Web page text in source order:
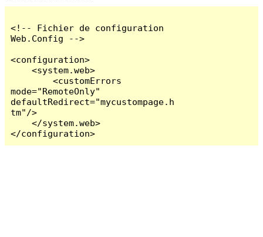
<!-- Fichier de configuration
Web.Config -->
<configuration>
    <system.web>
        <customErrors
mode="RemoteOnly"
defaultRedirect="mycustompage.h
tm"/>
    </system.web>
</configuration>